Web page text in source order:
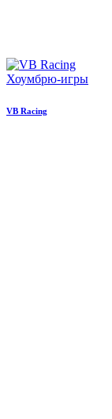
Хоумбрю-игры
VB Racing